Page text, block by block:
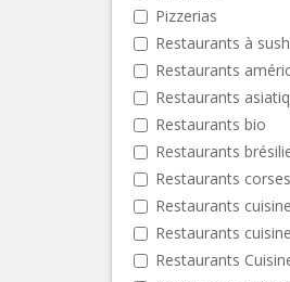
Pizzerias
Restaurants à
Restaurants
Restaurants
Restaurants bio
Restaurants
Restaurants corses
Restaurants
Restaurants
Restaurants